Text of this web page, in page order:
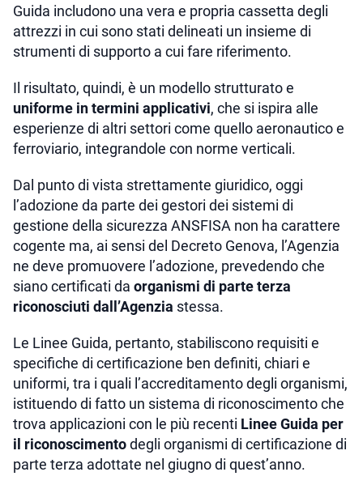
Guida includono una vera e propria cassetta degli
attrezzi in cui sono stati delineati un insieme di
strumenti di supporto a cui fare riferimento.
Il risultato, quindi, è un modello strutturato e
uniforme in termini applicativi, che si ispira alle
esperienze di altri settori come quello aeronautico e
ferroviario, integrandole con norme verticali.
Dal punto di vista strettamente giuridico, oggi
l’adozione da parte dei gestori dei sistemi di
gestione della sicurezza ANSFISA non ha carattere
cogente ma, ai sensi del Decreto Genova, l’Agenzia
ne deve promuovere l’adozione, prevedendo che
siano certificati da organismi di parte terza
riconosciuti dall’Agenzia stessa.
Le Linee Guida, pertanto, stabiliscono requisiti e
specifiche di certificazione ben definiti, chiari e
uniformi, tra i quali l’accreditamento degli organismi,
istituendo di fatto un sistema di riconoscimento che
trova applicazioni con le più recenti Linee Guida per
il riconoscimentodegli organismi di certificazione di
parte terza adottate nel giugno di quest’anno.